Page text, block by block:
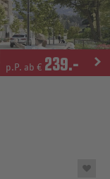
p.P. ab € 239.-